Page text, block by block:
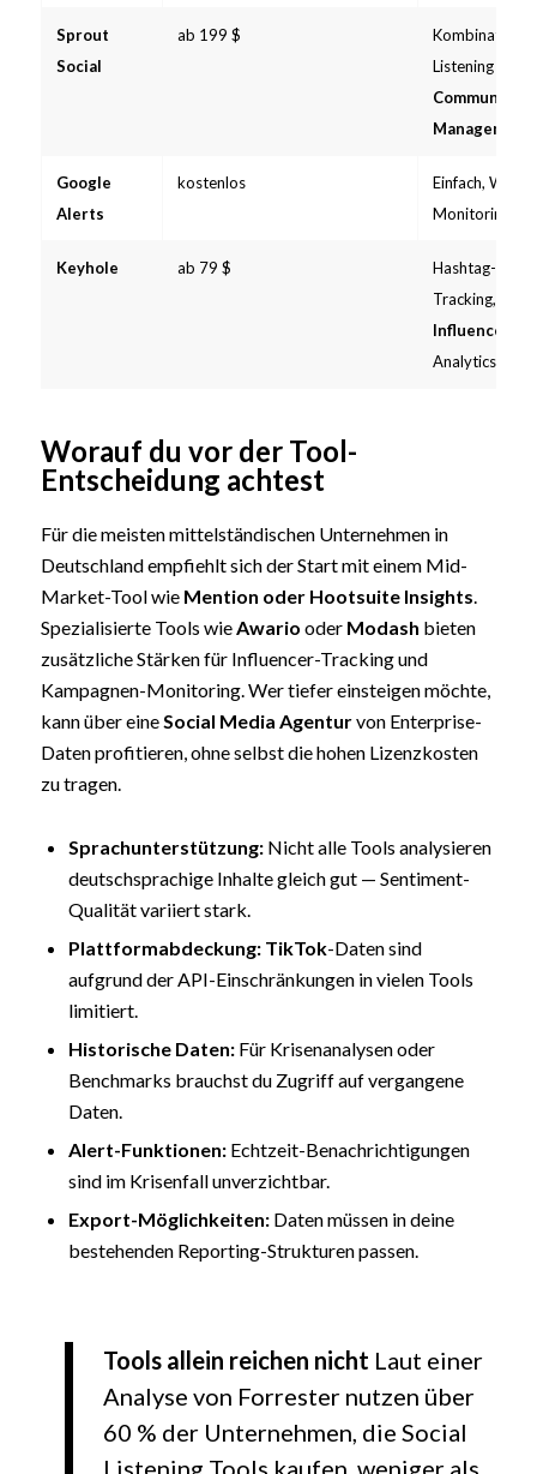
Sprout
Social
ab 199 $
Kombination
Listening +
Community
Management
Google
Alerts
kostenlos
Einfach, Web-
Monitoring
Keyhole ab 79 $
Hashtag-
Tracking,
Influencer
Analytics
Worauf du vor der Tool-
Entscheidung achtest
Für die meisten mittelständischen Unternehmen in
Deutschland empfiehlt sich der Start mit einem Mid-
Market-Tool wie Mention oder Hootsuite Insights.
Spezialisierte Tools wieAwario oder Modash bieten
zusätzliche Stärken für Influencer-Tracking und
Kampagnen-Monitoring. Wer tiefer einsteigen möchte,
kann über eineSocial Media Agenturvon Enterprise-
Daten profitieren, ohne selbst die hohen Lizenzkosten
zu tragen.
Sprachunterstützung:Nicht alle Tools analysieren
deutschsprachige Inhalte gleich gut — Sentiment-
Qualität variiert stark.
Plattformabdeckung: TikTok-Daten sind
aufgrund der API-Einschränkungen in vielen Tools
limitiert.
Historische Daten:Für Krisenanalysen oder
Benchmarks brauchst du Zugriff auf vergangene
Daten.
Alert-Funktionen:Echtzeit-Benachrichtigungen
sind im Krisenfall unverzichtbar.
Export-Möglichkeiten:Daten müssen in deine
bestehenden Reporting-Strukturen passen.
Tools allein reichen nicht Laut einer
Analyse von Forrester nutzen über
60 % der Unternehmen, die Social
Listening Tools kaufen, weniger als